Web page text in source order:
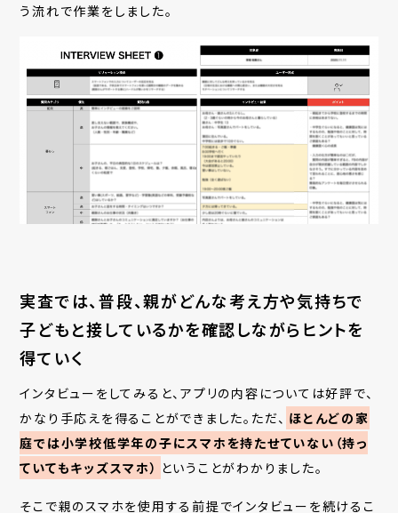
う流れで作業をしました。
実査では、普段、親がどんな考え方や気持ちで
子どもと接しているかを確認しながらヒントを
得ていく
インタビューをしてみると、アプリの内容については好評で、
かなり手応えを得ることができました。ただ、 ほとんどの家
庭では小学校低学年の子にスマホを持たせていない（持っ
ていてもキッズスマホ） ということがわかりました。
そこで親のスマホを使用する前提でインタビューを続けるこ